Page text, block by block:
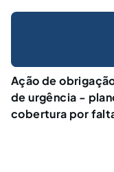
Ação de
de urgência -
cobertura por